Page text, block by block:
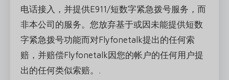
电话接入，并提供E911/短数字紧急拨号服务，而
非本公司的服务。您放弃基于或因未能提供短数
字紧急拨号功能而对Flyfonetalk提出的任何索
赔，并赔偿Flyfonetalk因您的帐户的任何用户提
出的任何类似索赔。.